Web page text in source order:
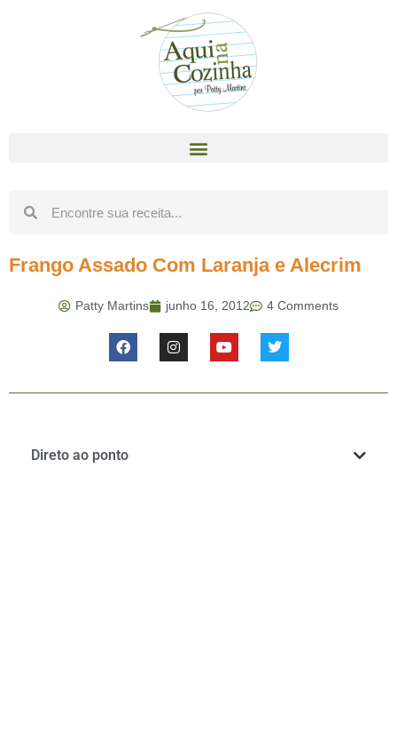
Frango Assado Com Laranja e Alecrim
Patty Martins junho 16, 2012 4 Comments
Direto ao ponto